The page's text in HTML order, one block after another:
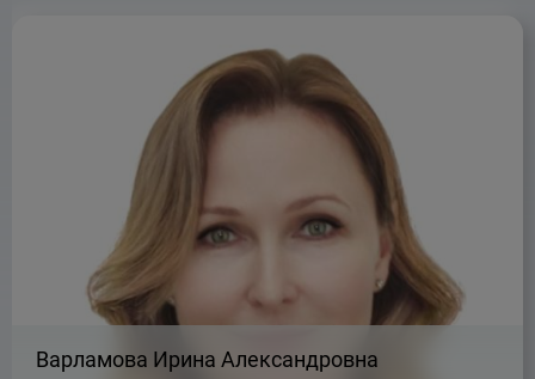
Варламова Ирина Александровна